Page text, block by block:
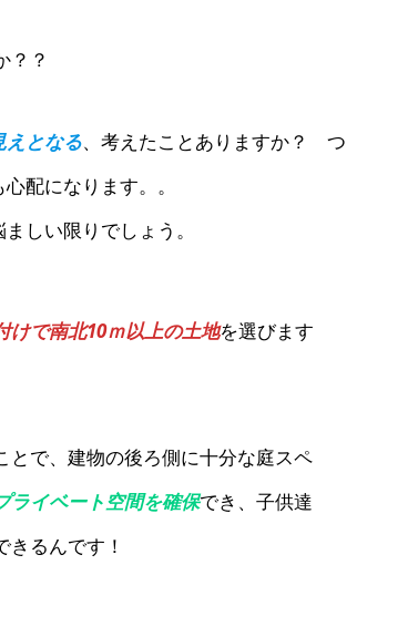
？？
えとなる、考えたことありますか？ つ
配になります。。
しい限りでしょう。
けで南北10ｍ以上の土地を選びます
とで、建物の後ろ側に十分な庭スペ
ライベート空間を確保でき、子供達
るんです！